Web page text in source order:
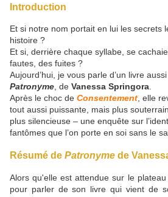
Introduction
Et si notre nom portait en lui les secrets
histoire ?
Et si, derrière chaque syllabe, se
fautes, des fuites ?
Aujourd’hui, je vous parle d’un livre
Patronyme , de Vanessa Springora
Après le choc de Consentement , elle
tout aussi puissante, mais plus
plus silencieuse – une enquête sur
fantômes que l’on porte en soi sans le
Résumé de Patronyme de
Alors qu'elle est attendue sur le
pour parler de son livre qui vient de